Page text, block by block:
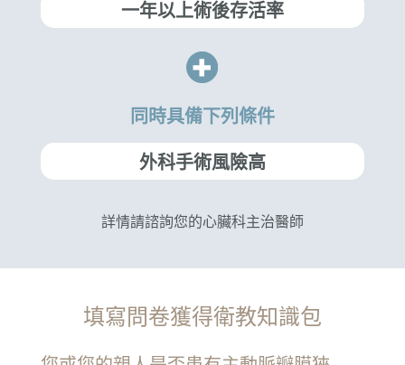
一年以上術後存活率
同時具備下列條件
外科手術風險高
詳情請諮詢您的心臟科主治醫師
填寫問卷獲得衛教知識包